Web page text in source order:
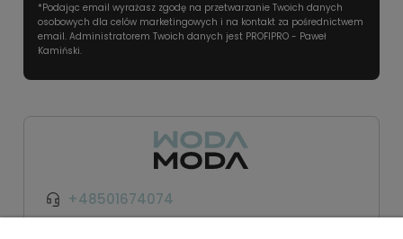
*Podając email wyrażasz zgodę na przetwarzanie Twoich danych
osobowych dla celów marketingowych i na kontakt za pośrednictwem
email. Administratorem Twoich danych jest PROFIPRO - Paweł
Kamiński.
+48501674074